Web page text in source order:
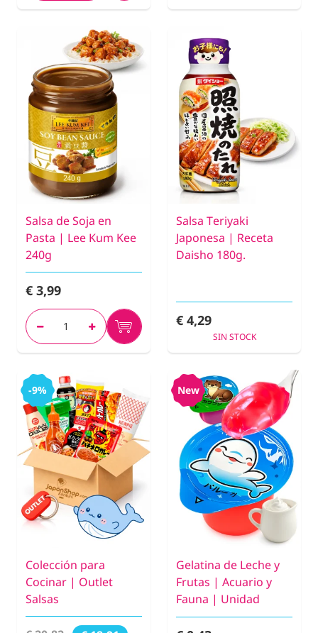
Salsa de Soja en
Pasta | Lee Kum Kee
240g
€ 3,99
Salsa Teriyaki
Japonesa | Receta
Daisho 180g.
€ 4,29
SIN STOCK
-9%
Colección para
Cocinar | Outlet
Salsas
New
Gelatina de Leche y
Frutas | Acuario y
Fauna | Unidad